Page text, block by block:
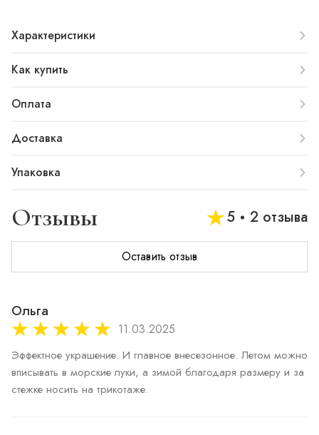
Характеристики
Как купить
Оплата
Доставка
Упаковка
Отзывы 5 2 отзыва
Оставить отзыв
Ольга
11.03.2025
Эффектное украшение. И главное внесезонное. Летом можно
вписывать в морские луки, а зимой благодаря размеру и за
стежке носить на трикотаже.